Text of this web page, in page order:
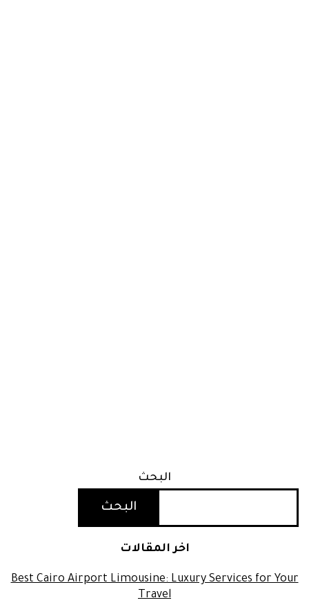
البحث
البحث
اخر المقالات
Best Cairo Airport Limousine: Luxury Services for Your
Travel